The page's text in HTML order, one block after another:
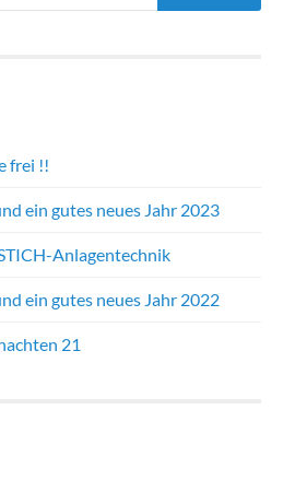
frei !!
ein gutes neues Jahr 2023
Anlagentechnik
ein gutes neues Jahr 2022
21